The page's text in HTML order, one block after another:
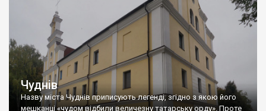
Чуднів
Назву міста Чуднів приписують легенді, згідно з якою його
мешканці «чудом відбили величезну татарську орду». Проте